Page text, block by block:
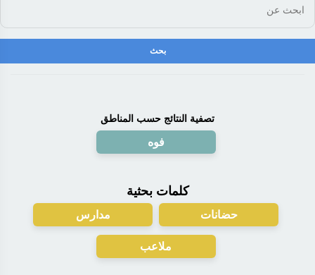
تصفية النتائج حسب المناطق
فوه
كلمات بحثية
حضانات مدارس
ملاعب